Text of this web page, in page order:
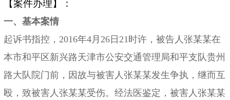
【案件办理】：
一、基本案情
起诉书指控， 2016年4月26日21时许，被告人张某某在
本市和平区新兴路天津市公安交通管理局和平支队贵州
路大队院门前，因故与被害人张某某发生争执，继而互
殴，致被害人张某某受伤。经法医鉴定，被害人张某某